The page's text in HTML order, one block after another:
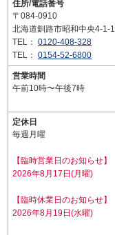
住所/電話番号
〒084-0910
北海道釧路市昭和中央4-1-1
TEL： 0120-408-328
TEL： 0154-52-6800
営業時間
午前10時〜午後7時
定休日
毎週月曜
【臨時営業日のお知らせ】
2026年8月17日(月曜)
【臨時休業日のお知らせ】
2026年8月19日(水曜)